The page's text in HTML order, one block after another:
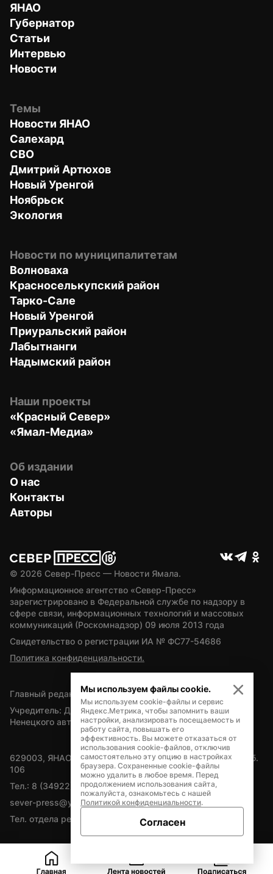
ЯНАО
Губернатор
Статьи
Интервью
Новости
Темы
Новости ЯНАО
Салехард
СВО
Дмитрий Артюхов
Новый Уренгой
Ноябрьск
Экология
Новости по муниципалитетам
Волноваха
Красноселькупский район
Тарко-Сале
Новый Уренгой
Приуральский район
Лабытнанги
Надымский район
Наши проекты
«Красный Север»
«Ямал-Медиа»
Об издании
О нас
Контакты
Авторы
© 2026 Север-Пресс — Новости Ямала.
Информационное агентство «Север-Пресс»
зарегистрировано в Федеральной службе по надзору в
сфере связи, информационных технологий и массовых
коммуникаций (Роскомнадзор) 09 июля 2013 года
Свидетельство о регистрации ИА № ФС77-54686
Политика конфиденциальности.
Главный редактор — А.Л. Поздеев
Учредитель: Департамент внутренней политики Ямало-
Ненецкого автономного округа
629003, ЯНАО, Салехард, мкр. Богдана Кнунянца, д.1, каб.
106
Тел.: 8 (34922) 71262
sever-press@yamal-media.ru
Тел. отдела рекламы: 8 (34922) 42728
Мы используем файлы cookie.
Мы используем cookie-файлы и сервис
Яндекс.Метрика, чтобы запомнить ваши
настройки, анализировать посещаемость и
работу сайта, повышать его
эффективность. Вы можете отказаться от
использования cookie-файлов, отключив
самостоятельно эту опцию в настройках
браузера. Сохраненные cookie-файлы
можно удалить в любое время. Перед
продолжением использования сайта,
пожалуйста, ознакомьтесь с нашей
Политикой конфиденциальности.
Согласен